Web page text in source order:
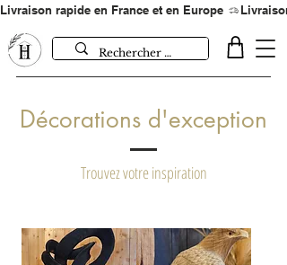
Livraison rapide en France et en Europe
Décorations d'exception
Trouvez votre inspiration